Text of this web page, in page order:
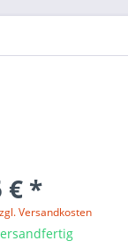
€ *
Versandkosten